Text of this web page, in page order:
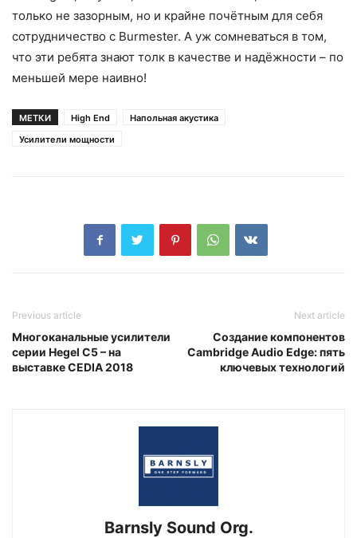
только не зазорным, но и крайне почётным для себя
сотрудничество с Burmester. А уж сомневаться в том,
что эти ребята знают толк в качестве и надёжности – по
меньшей мере наивно!
МЕТКИ High End
Напольная акустика
Усилители мощности
Previous article
Многоканальные усилители
серии Hegel C5 – на
выставке CEDIA 2018
Next article
Создание компонентов
Cambridge Audio Edge: пять
ключевых технологий
Barnsly Sound Org.